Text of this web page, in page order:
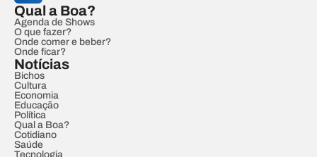
Qual a Boa?
Agenda de Shows
O que fazer?
Onde comer e beber?
Onde ficar?
Notícias
Bichos
Cultura
Economia
Educação
Política
Qual a Boa?
Cotidiano
Saúde
Tecnologia